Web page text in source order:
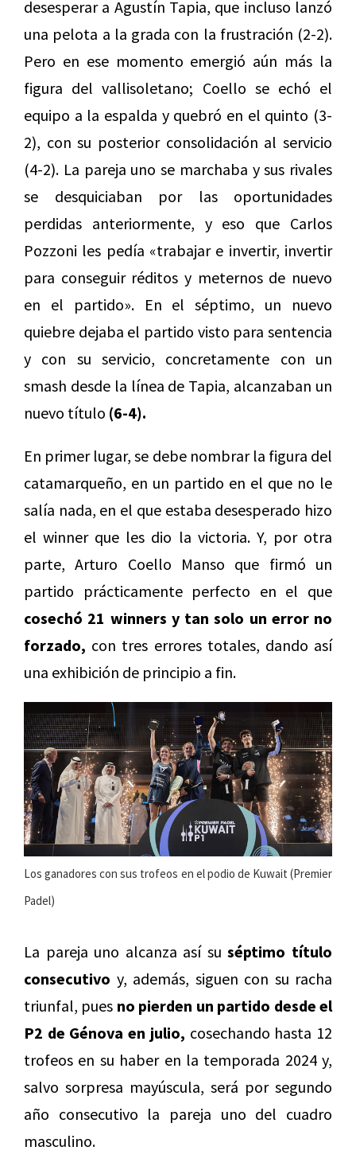
desesperar a Agustín Tapia, que incluso lanzó
una pelota a la grada con la frustración (2-2).
Pero en ese momento emergió aún más la
figura del vallisoletano; Coello se echó el
equipo a la espalda y quebró en el quinto (3-
2), con su posterior consolidación al servicio
(4-2). La pareja uno se marchaba y sus rivales
se desquiciaban por las oportunidades
perdidas anteriormente, y eso que Carlos
Pozzoni les pedía «trabajar e invertir, invertir
para conseguir réditos y meternos de nuevo
en el partido». En el séptimo, un nuevo
quiebre dejaba el partido visto para sentencia
y con su servicio, concretamente con un
smash desde la línea de Tapia, alcanzaban un
nuevo título (6-4).
En primer lugar, se debe nombrar la figura del
catamarqueño, en un partido en el que no le
salía nada, en el que estaba desesperado hizo
el winner que les dio la victoria. Y, por otra
parte, Arturo Coello Manso que firmó un
partido prácticamente perfecto en el que
cosechó 21 winners y tan solo un error no
forzado, con tres errores totales, dando así
una exhibición de principio a fin.
Los ganadores con sus trofeos en el podio de Kuwait (Premier
Padel)
La pareja uno alcanza así suséptimo título
consecutivo y, además, siguen con su racha
triunfal, pues no pierden un partido desde el
P2 de Génova en julio, cosechando hasta 12
trofeos en su haber en la temporada 2024 y,
salvo sorpresa mayúscula, será por segundo
año consecutivo la pareja uno del cuadro
masculino.